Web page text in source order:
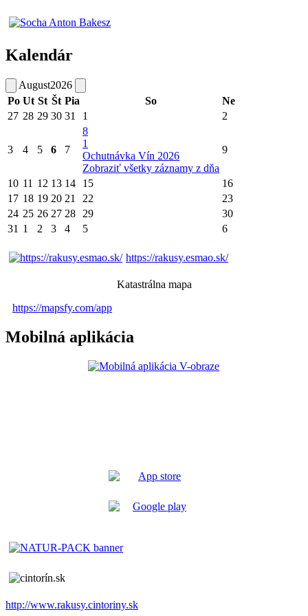
Kalendár
August2026
Po Ut St Št Pia So
Ne
27 28 29 30 31 1 2
3 4 5 6 7
8
1
Ochutnávka Vín 2026
Zobraziť všetky záznamy z dňa
9
10 11 12 13 14 15
16
17 18 19 20 21 22
23
24 25 26 27 28 29
30
31 1 2 3 4 5 6
https://rakusy.esmao.sk/
Katastrálna mapa
https://mapsfy.com/app
Mobilná aplikácia
http://www.rakusy.cintoriny.sk